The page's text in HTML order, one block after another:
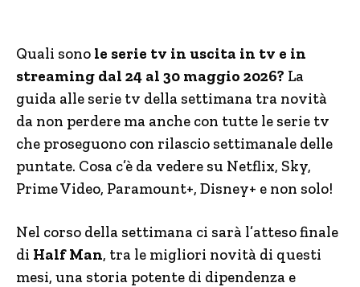
Quali sono le serie tv in uscita in tv e in
streaming dal 24 al 30 maggio 2026? La
guida alle serie tv della settimana tra novità
da non perdere ma anche con tutte le serie tv
che proseguono con rilascio settimanale delle
puntate. Cosa c’è da vedere su Netflix, Sky,
Prime Video, Paramount+, Disney+ e non solo!
Nel corso della settimana ci sarà l’atteso finale
di Half Man, tra le migliori novità di questi
mesi, una storia potente di dipendenza e